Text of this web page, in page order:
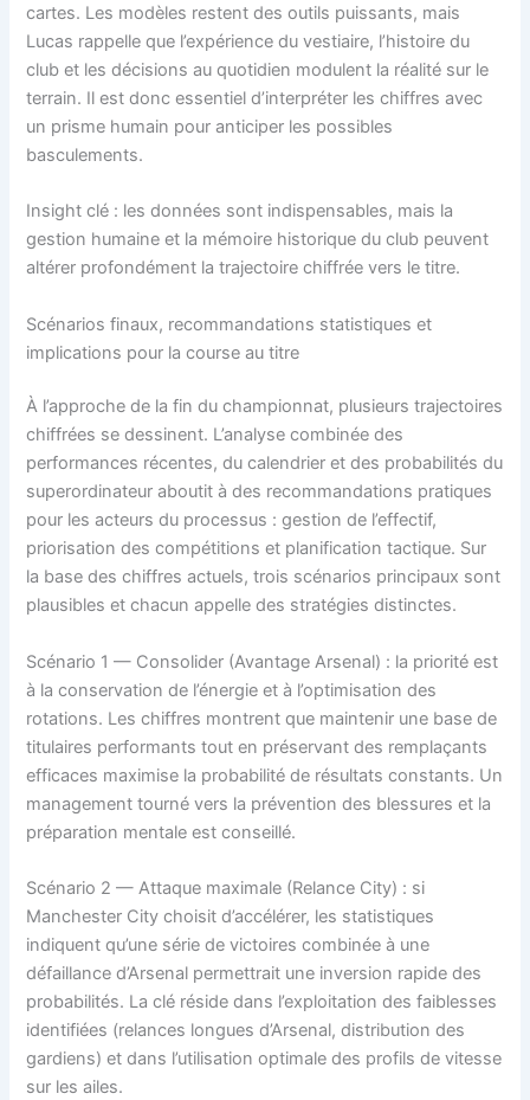
cartes. Les modèles restent des outils puissants, mais
Lucas rappelle que l’expérience du vestiaire, l’histoire du
club et les décisions au quotidien modulent la réalité sur le
terrain. Il est donc essentiel d’interpréter les chiffres avec
un prisme humain pour anticiper les possibles
basculements.
Insight clé : les données sont indispensables, mais la
gestion humaine et la mémoire historique du club peuvent
altérer profondément la trajectoire chiffrée vers le titre.
Scénarios finaux, recommandations statistiques et
implications pour la course au titre
À l’approche de la fin du championnat, plusieurs trajectoires
chiffrées se dessinent. L’analyse combinée des
performances récentes, du calendrier et des probabilités du
superordinateur aboutit à des recommandations pratiques
pour les acteurs du processus : gestion de l’effectif,
priorisation des compétitions et planification tactique. Sur
la base des chiffres actuels, trois scénarios principaux sont
plausibles et chacun appelle des stratégies distinctes.
Scénario 1 — Consolider (Avantage Arsenal) : la priorité est
à la conservation de l’énergie et à l’optimisation des
rotations. Les chiffres montrent que maintenir une base de
titulaires performants tout en préservant des remplaçants
efficaces maximise la probabilité de résultats constants. Un
management tourné vers la prévention des blessures et la
préparation mentale est conseillé.
Scénario 2 — Attaque maximale (Relance City) : si
Manchester City choisit d’accélérer, les statistiques
indiquent qu’une série de victoires combinée à une
défaillance d’Arsenal permettrait une inversion rapide des
probabilités. La clé réside dans l’exploitation des faiblesses
identifiées (relances longues d’Arsenal, distribution des
gardiens) et dans l’utilisation optimale des profils de vitesse
sur les ailes.